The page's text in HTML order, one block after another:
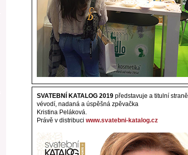
SVATEBNÍ KATALOG 2019 představuje a titulní straně
vévodí, nadaná a úspěšná zpěvačka
Kristina Peláková.
Právě v distribuci www.svatebni-katalog.cz